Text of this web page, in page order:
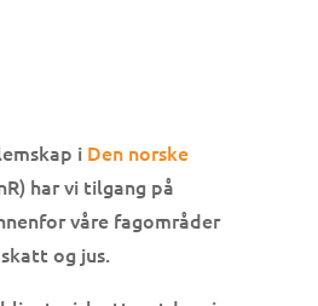
i Den norske
har vi tilgang på
våre fagområder
og jus.